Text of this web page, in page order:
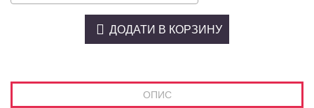
ДОДАТИ В КОРЗИНУ
ОПИС